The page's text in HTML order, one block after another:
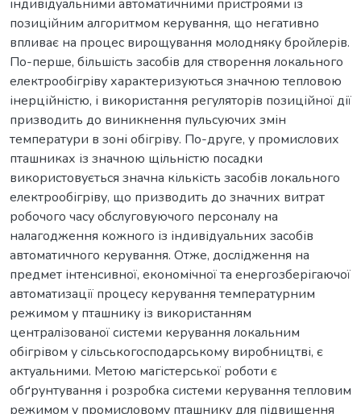
індивідуальними автоматичними пристроями із
позиційним алгоритмом керування, що негативно
впливає на процес вирощування молодняку бройлерів.
По-перше, більшість засобів для створення локального
електрообігріву характеризуються значною тепловою
інерційністю, і використання регуляторів позиційної дії
призводить до виникнення пульсуючих змін
температури в зоні обігріву. По-друге, у промислових
пташниках із значною щільністю посадки
використовується значна кількість засобів локального
електрообігріву, що призводить до значних витрат
робочого часу обслуговуючого персоналу на
налагодження кожного із індивідуальних засобів
автоматичного керування. Отже, дослідження на
предмет інтенсивної, економічної та енергозберігаючої
автоматизації процесу керування температурним
режимом у пташнику із використанням
централізованої системи керування локальним
обігрівом у сільськогосподарському виробництві, є
актуальними. Метою магістерської роботи є
обґрунтування і розробка системи керування тепловим
режимом у промисловому пташнику для підвищення